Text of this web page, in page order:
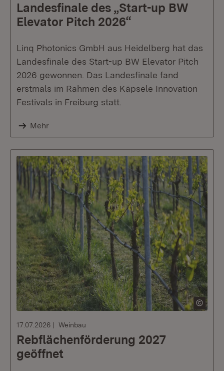
Landesfinale des „Start-up BW
Elevator Pitch 2026“
Linq Photonics GmbH aus Heidelberg hat das
Landesfinale des Start-up BW Elevator Pitch
2026 gewonnen. Das Landesfinale fand
erstmals im Rahmen des Käpsele Innovation
Festivals in Freiburg statt.
Mehr
17.07.2026 Weinbau
Rebflächenförderung 2027
geöffnet